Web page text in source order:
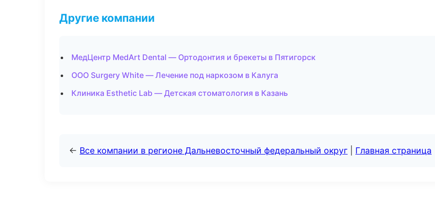
Другие компании
МедЦентр MedArt Dental — Ортодонтия и брекеты в Пятигорск
ООО Surgery White — Лечение под наркозом в Калуга
Клиника Esthetic Lab — Детская стоматология в Казань
← Все компании в регионе Дальневосточный федеральный округ Главная страница